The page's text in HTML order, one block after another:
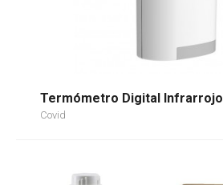
Termómetro Digital Infrarrojo
Covid